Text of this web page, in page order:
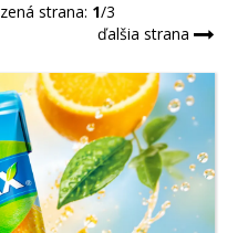
strana: 1/3
ďalšia strana